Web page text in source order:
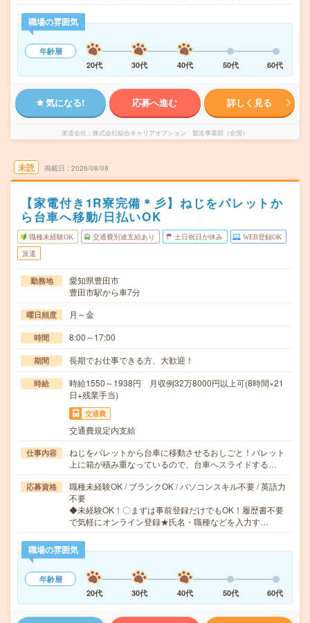
職場の雰囲気
年齢層
20代
30代 40代 50代 60代
気になる! 応募へ進む 詳しく見る
派遣会社 株式会社綜合キャリアオプション 製造事業部（全国）
未読 掲載日 2026/08/08
【家電付き1R寮完備＊彡】ねじをパレットか
ら台車へ移動/日払いOK
職種未経験OK 交通費別途支給あり 土日祝日が休み WEB登録OK
派遣
勤務地
愛知県豊田市
豊田市駅から車7分
曜日頻度 月～金
時間 8:00～17:00
期間 長期でお仕事できる方、大歓迎！
時給
時給1550～1938円 月収例32万8000円以上可(8時間×21
日+残業手当)
交通費
交通費規定内支給
仕事内容
ねじをパレットから台車に移動させるおしごと！パレット
上に箱が積み重なっているので、台車へスライドする…
応募資格
職種未経験OK / ブランクOK / パソコンスキル不要 / 英語力
不要
◆未経験OK！〇まずは事前登録だけでもOK！履歴書不要
で気軽にオンライン登録★氏名・職種などを入力す…
職場の雰囲気
年齢層
20代
30代 40代 50代 60代